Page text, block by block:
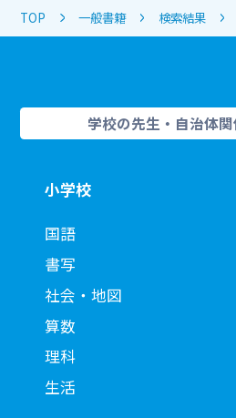
TOP 一般書籍 検索結果
学校の先生・自治体
小学校
国語
書写
社会・地図
算数
理科
生活